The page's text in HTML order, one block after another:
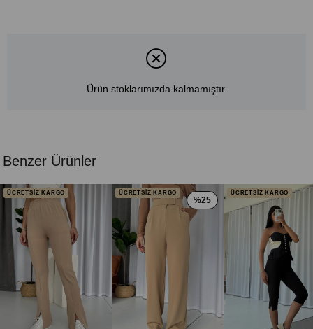
Ürün stoklarımızda kalmamıştır.
Benzer Ürünler
ÜCRETSİZ KARGO ÜCRETSİZ KARGO
%25
ÜCRETSİZ KARGO